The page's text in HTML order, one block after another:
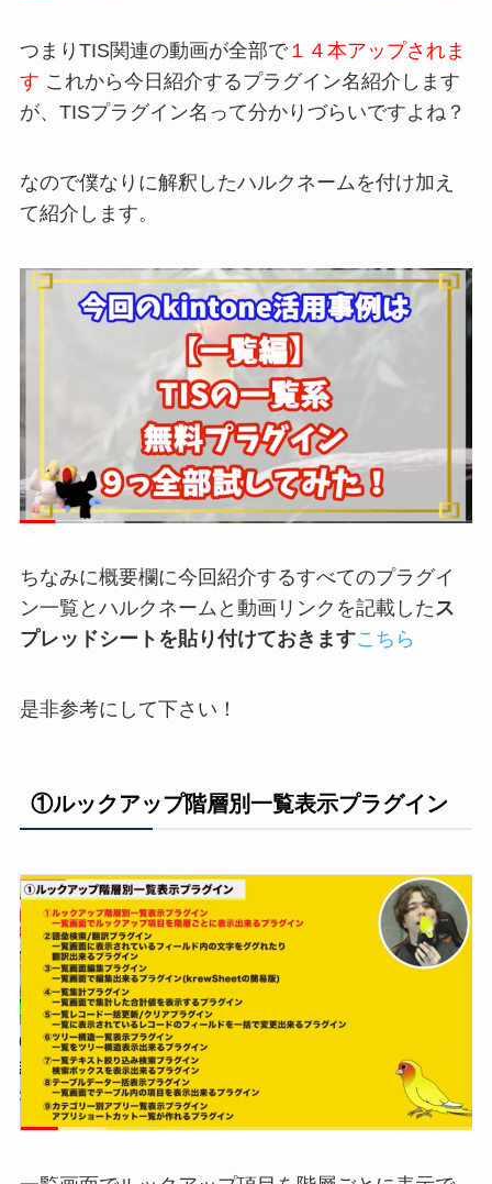
つまりTIS関連の動画が全部で１４本アップされま
す これから今日紹介するプラグイン名紹介します
が、TISプラグイン名って分かりづらいですよね？
なので僕なりに解釈したハルクネームを付け加え
て紹介します。
ちなみに概要欄に今回紹介するすべてのプラグイ
ン一覧とハルクネームと動画リンクを記載したス
プレッドシートを貼り付けておきますこちら
是非参考にして下さい！
①ルックアップ階層別一覧表示プラグイン